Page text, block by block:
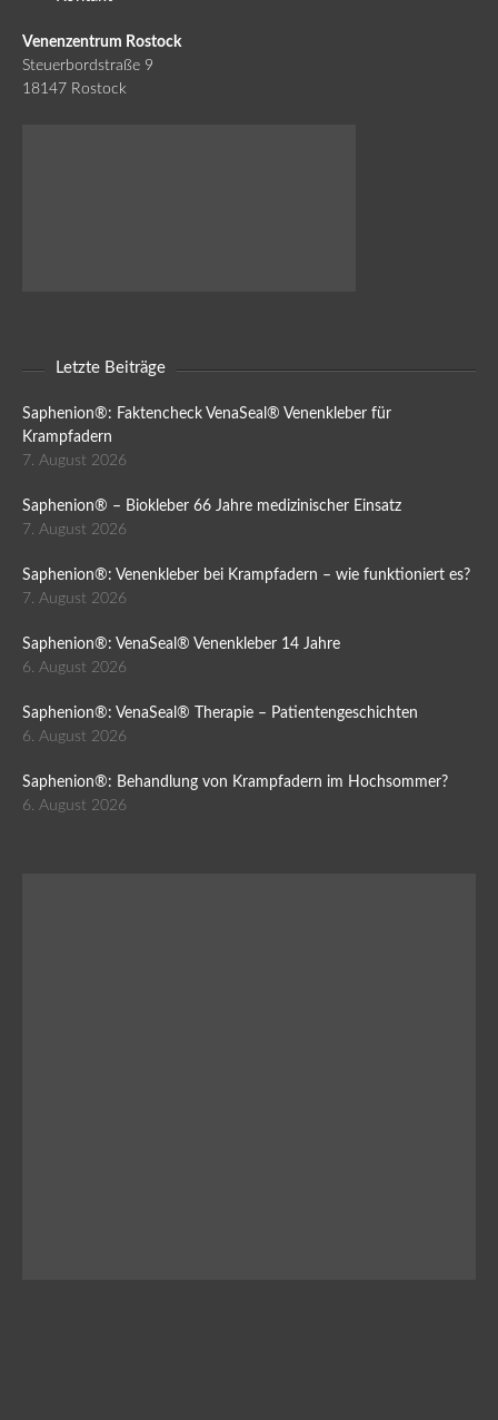
Venenzentrum Rostock
Steuerbordstraße 9
18147 Rostock
Letzte Beiträge
Saphenion®: Faktencheck VenaSeal® Venenkleber für
Krampfadern
7. August 2026
Saphenion® – Biokleber 66 Jahre medizinischer Einsatz
7. August 2026
Saphenion®: Venenkleber bei Krampfadern – wie funktioniert es?
7. August 2026
Saphenion®: VenaSeal® Venenkleber 14 Jahre
6. August 2026
Saphenion®: VenaSeal® Therapie – Patientengeschichten
6. August 2026
Saphenion®: Behandlung von Krampfadern im Hochsommer?
6. August 2026